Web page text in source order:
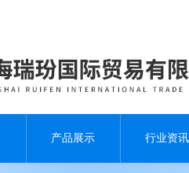
产品展示 行业资讯